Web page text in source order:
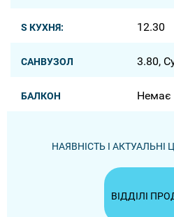
S КУХНЯ: 12.30
САНВУЗОЛ 3.80,
БАЛКОН Немає
НАЯВНІСТЬ І АКТУАЛЬНІ
ВІДДІЛІ